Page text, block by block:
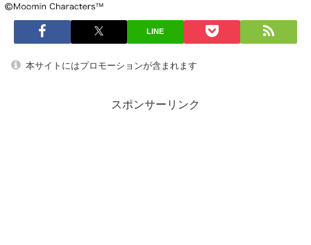
LINE
本サイトにはプロモーションが含まれます
スポンサーリンク